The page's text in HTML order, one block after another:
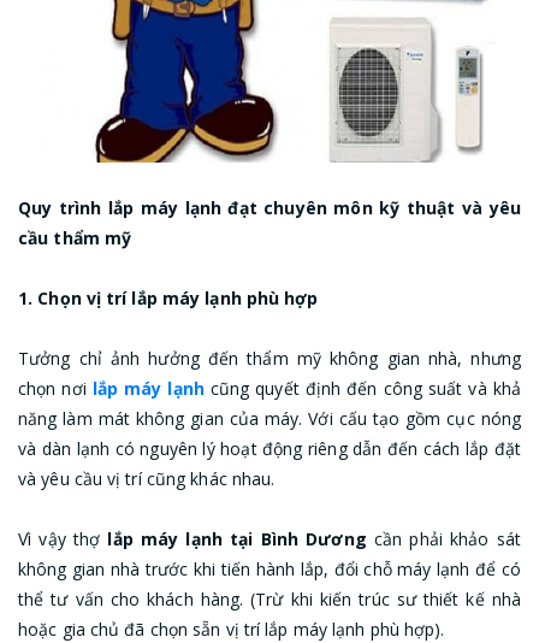
Quy trình lắp máy lạnh đạt chuyên môn kỹ thuật và yêu
cầu thẩm mỹ
1. Chọn vị trí lắp máy lạnh phù hợp
Tưởng chỉ ảnh hưởng đến thẩm mỹ không gian nhà, nhưng
chọn nơi lắp máy lạnhcũng quyết định đến công suất và khả
năng làm mát không gian của máy. Với cấu tạo gồm cục nóng
và dàn lạnh có nguyên lý hoạt động riêng dẫn đến cách lắp đặt
và yêu cầu vị trí cũng khác nhau.
Vì vậy thợ lắp máy lạnh tại Bình Dương cần phải khảo sát
không gian nhà trước khi tiến hành lắp, đổi chỗ máy lạnh để có
thể tư vấn cho khách hàng. (Trừ khi kiến trúc sư thiết kế nhà
hoặc gia chủ đã chọn sẵn vị trí lắp máy lạnh phù hợp).